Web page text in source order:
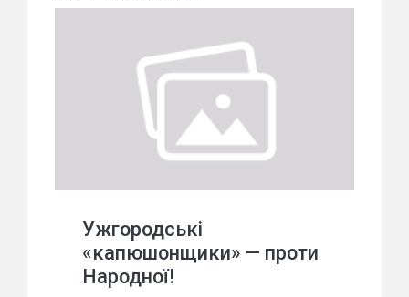
Ужгородські
«капюшонщики» — проти
Народної!